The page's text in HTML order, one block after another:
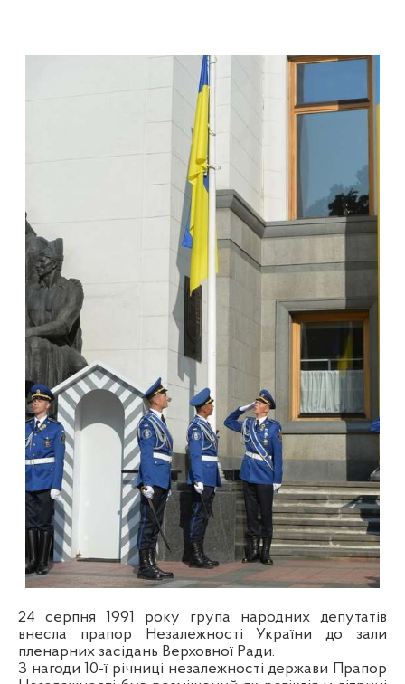
24 серпня 1991 року група народних депутатів
внесла прапор Незалежності України до зали
пленарних засідань Верховної Ради.
З нагоди 10-ї річниці незалежності держави Прапор